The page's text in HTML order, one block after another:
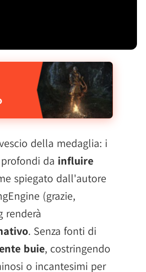
della medaglia: i
da influire
spiegato dall'autore
(grazie,
renderà
. Senza fonti di
buie, costringendo
o incantesimi per